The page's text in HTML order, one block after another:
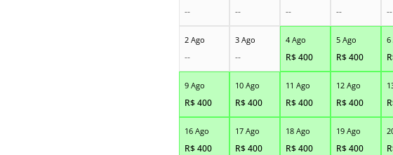
-- -- -- -- --
2 Ago
--
3 Ago
--
4 Ago
R$400
5 Ago
R$400
6
9 Ago
R$400
10 Ago
R$400
11 Ago
R$400
12 Ago
R$400
16 Ago
R$400
17 Ago
R$400
18 Ago
R$400
19 Ago
R$400